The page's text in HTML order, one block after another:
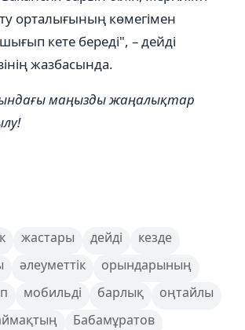
орталығының көмегімен
кете береді", – дейді
жазбасында.
маңызды жаңалықтар
жастары дейді
кезде
әлеуметтік
орындарының
мобильді барлық
оңтайлы
Бабамұратов